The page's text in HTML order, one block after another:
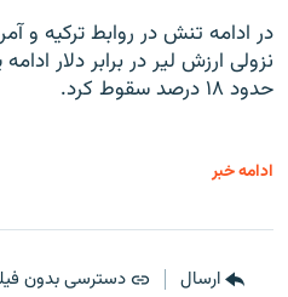
در ادامه تنش در روابط ترکیه و
نزولی ارزش لیر در برابر دلار
حدود ۱۸ درصد سقوط کرد.
ادامه خبر
ارسال دسترسی بدون